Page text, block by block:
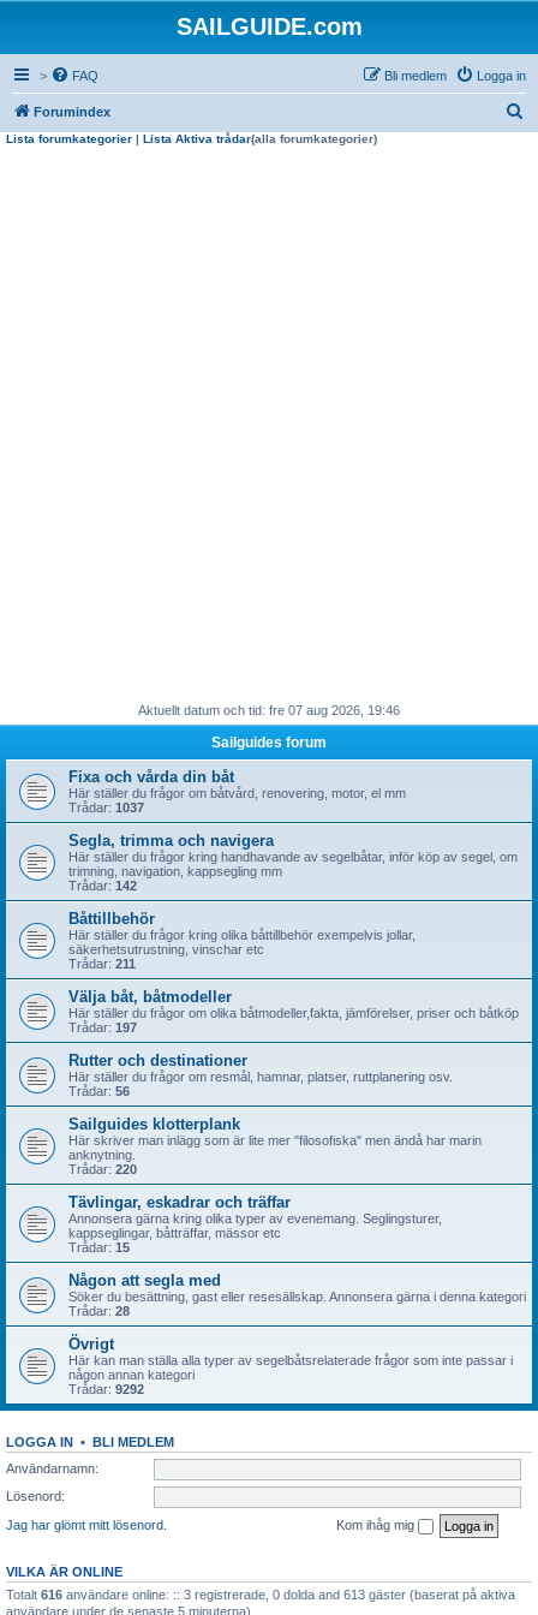
SAILGUIDE.com
> FAQ Logga in
Bli medlem
Forumindex
Lista forumkategorier | Lista Aktiva trådar(alla forumkategorier)
Aktuellt datum och tid: fre 07 aug 2026, 19:46
Sailguides forum
Fixa och vårda din båt
Här ställer du frågor om båtvård, renovering, motor, el mm
Trådar: 1037
Segla, trimma och navigera
Här ställer du frågor kring handhavande av segelbåtar, inför köp av segel, om
trimning, navigation, kappsegling mm
Trådar: 142
Båttillbehör
Här ställer du frågor kring olika båttillbehör exempelvis jollar,
säkerhetsutrustning, vinschar etc
Trådar: 211
Välja båt, båtmodeller
Här ställer du frågor om olika båtmodeller,fakta, jämförelser, priser och båtköp
Trådar: 197
Rutter och destinationer
Här ställer du frågor om resmål, hamnar, platser, ruttplanering osv.
Trådar: 56
Sailguides klotterplank
Här skriver man inlägg som är lite mer "filosofiska" men ändå har marin
anknytning.
Trådar: 220
Tävlingar, eskadrar och träffar
Annonsera gärna kring olika typer av evenemang. Seglingsturer,
kappseglingar, båtträffar, mässor etc
Trådar: 15
Någon att segla med
Söker du besättning, gast eller resesällskap. Annonsera gärna i denna kategori
Trådar: 28
Övrigt
Här kan man ställa alla typer av segelbåtsrelaterade frågor som inte passar i
någon annan kategori
Trådar: 9292
LOGGA IN • BLI MEDLEM
Användarnamn:
Lösenord:
Jag har glömt mitt lösenord.
Kom ihåg mig
VILKA ÄR ONLINE
Totalt 616 användare online: :: 3 registrerade, 0 dolda and 613 gäster (baserat på aktiva
användare under de senaste 5 minuterna)